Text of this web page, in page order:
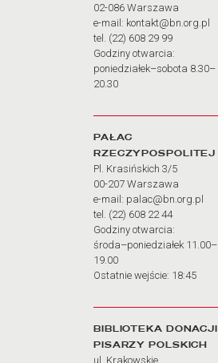
02-086 Warszawa
e-mail: kontakt@bn.org.pl
tel. (22) 608 29 99
Godziny otwarcia:
poniedziałek–sobota 8.30–
20.30
PAŁAC
RZECZYPOSPOLITEJ
Pl. Krasińskich 3/5
00-207 Warszawa
e-mail: palac@bn.org.pl
tel. (22) 608 22 44
Godziny otwarcia:
środa–poniedziałek 11.00–
19.00
Ostatnie wejście: 18:45
BIBLIOTEKA DONACJI
PISARZY POLSKICH
ul. Krakowskie